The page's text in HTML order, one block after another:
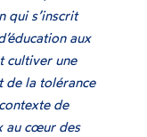
qui s’inscrit
aux
cultiver une
de la tolérance
de
au cœur des